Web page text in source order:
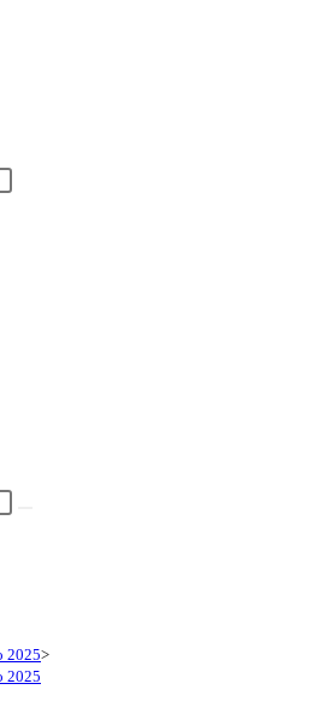
2025>
2025